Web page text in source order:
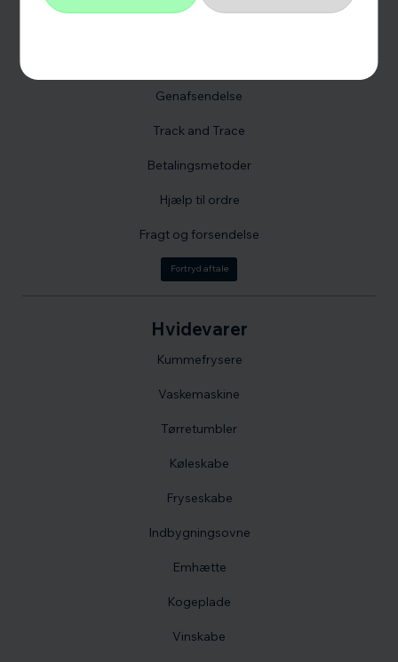
Hvidevarer
Kummefrysere
Vaskemaskine
Tørretumbler
Køleskabe
Fryseskabe
Indbygningsovne
Emhætte
Kogeplade
Vinskabe
Genafsendelse
Track and Trace
Betalingsmetoder
Hjælp til ordre
Fragt og forsendelse
Fortryd aftale